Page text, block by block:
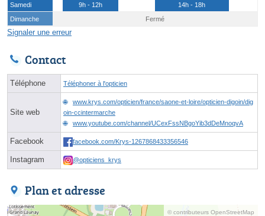
Samedi
9h - 12h
14h - 18h
Dimanche
Fermé
Signaler une erreur
Contact
Téléphone Téléphoner à l'opticien
Site web
www.krys.com/opticien/france/saone-et-loire/opticien-digoin/dig
oin-ccintermarche
www.youtube.com/channel/UCexFssNBgoYib3dDeMnoqvA
Facebook facebook.com/Krys-1267868433356546
Instagram @opticiens_krys
Plan et adresse
© contributeurs OpenStreetMap